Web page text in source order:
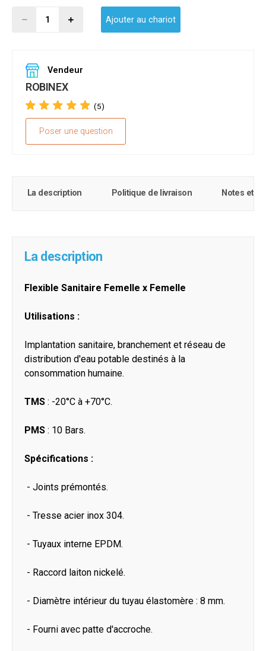
Ajouter au chariot
Vendeur
ROBINEX
(5)
Poser une question
La description Politique de livraison Notes et
La description
Flexible Sanitaire Femelle x Femelle
Utilisations :
Implantation sanitaire, branchement et réseau de
distribution d'eau potable destinés à la
consommation humaine.
TMS : -20°C à +70°C.
PMS : 10 Bars.
Spécifications :
- Joints prémontés.
- Tresse acier inox 304.
- Tuyaux interne EPDM.
- Raccord laiton nickelé.
- Diamètre intérieur du tuyau élastomère : 8 mm.
- Fourni avec patte d'accroche.